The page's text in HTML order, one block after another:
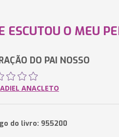
ESCUTOU O MEU
DO PAI NOSSO
ANACLETO
do livro: 955200